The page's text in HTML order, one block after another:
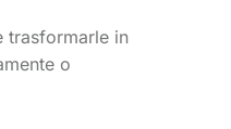
trasformarle in
o